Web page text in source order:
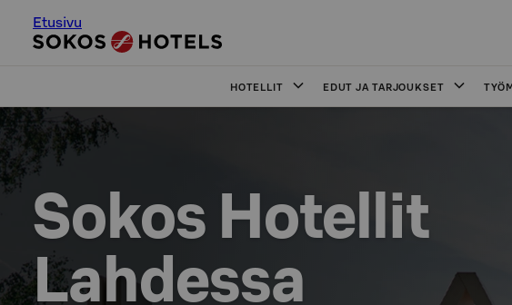
Etusivu
HOTELLIT EDUT JA TARJOUKSET
Sokos Hotellit
Lahdessa